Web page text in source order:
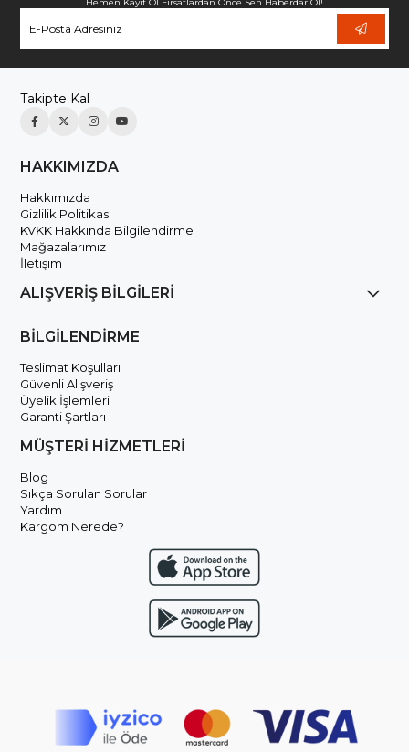
Takipte Kal
HAKKIMIZDA
Hakkımızda
Gizlilik Politikası
KVKK Hakkında Bilgilendirme
Mağazalarımız
İletişim
ALIŞVERİŞ BİLGİLERİ
BİLGİLENDİRME
Teslimat Koşulları
Güvenli Alışveriş
Üyelik İşlemleri
Garanti Şartları
MÜŞTERİ HİZMETLERİ
Blog
Sıkça Sorulan Sorular
Yardım
Kargom Nerede?